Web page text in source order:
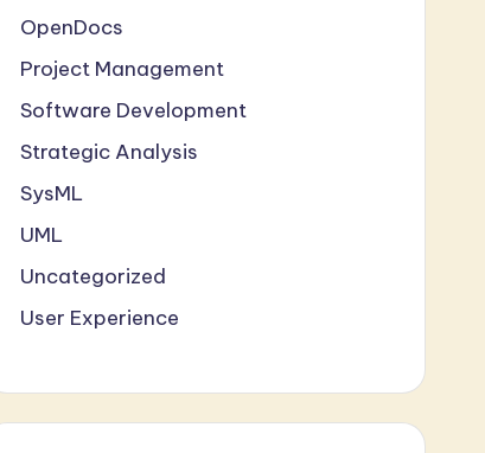
OpenDocs
Project Management
Software Development
Strategic Analysis
SysML
UML
Uncategorized
User Experience